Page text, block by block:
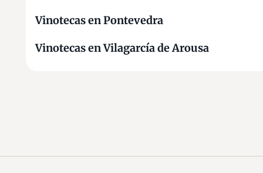
Vinotecas en Pontevedra
Vinotecas en Vilagarcía de Arousa